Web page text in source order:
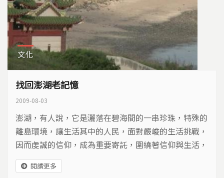
文化
找回澎湖老記憶
2009-08-03
澎湖，有人說，它是灑落在碧海間的一串珍珠，特殊的
離島環境，讓生活其中的人民，面對嚴峻的生活挑戰，
因而虔誠的信仰，成為重要寄託，圍繞著信仰與生活，
積累出珍貴的文化傳統。然而隨著社會變遷，這份文化
面臨空前考驗，有些人正試圖力挽狂瀾，盼望澎湖的老
閱讀更多